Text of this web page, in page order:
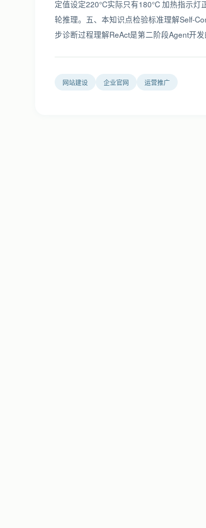
定值设定220°C实际只有180°C 加热指示
轮推理。五、本知识点检验标准理解Self-
步诊断过程理解ReAct是第二阶段Agent开
网站建设 企业官网 运营推广